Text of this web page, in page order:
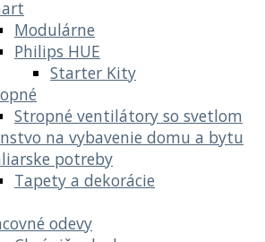
Modulárne
Philips HUE
Starter Kity
Stropné ventilátory so svetlom
na vybavenie domu a bytu
potreby
Tapety a dekorácie
odevy